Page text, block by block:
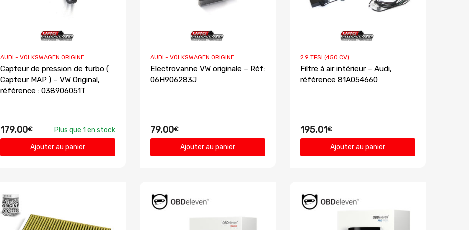
AUDI - VOLKSWAGEN ORIGINE
Capteur de pression de turbo (
Capteur MAP ) – VW Original,
référence : 038906051T
179,00€
Plus que 1 en stock
Ajouter au panier
AUDI - VOLKSWAGEN ORIGINE
Electrovanne VW originale – Réf:
06H906283J
79,00€
Ajouter au panier
2.9 TFSI (450 CV)
Filtre à air intérieur – Audi,
référence 81A054660
195,01€
Ajouter au panier